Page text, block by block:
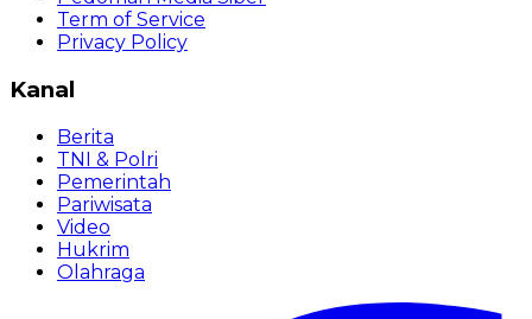
Term of Service
Privacy Policy
Kanal
Berita
TNI & Polri
Pemerintah
Pariwisata
Video
Hukrim
Olahraga